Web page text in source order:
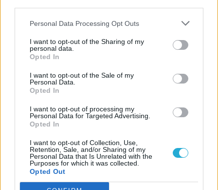
Personal Data Processing Opt Outs
I want to opt-out of the Sharing of my
personal data.
Opted In
I want to opt-out of the Sale of my
Personal Data.
Opted In
I want to opt-out of processing my
Personal Data for Targeted Advertising.
Opted In
I want to opt-out of Collection, Use,
Retention, Sale, and/or Sharing of my
Personal Data that Is Unrelated with the
Purposes for which it was collected.
Opted Out
ellenére még másodszorra is elég
fapadosra sikerült a bevezetés, valamint
alapvetően ez az új verzió a ráncfelvarrást
és pár apróságot leszámítva nem sokat
tesz hozzá a PlayStation 3-as verzióhoz, de
legalább már több platformra elérhető.
Emellett a sok harcos miatt esetenként
kicsit kiegyensúlyozatlannak érződik, és ha
már újra kiadták, igazán elfért volna benne
egy rendes sztori mód is. Persze mindezek
ellenére egy rajongóknak abszolút kötelező,
ízig-vérigJoJo-játék, amiben mindenki